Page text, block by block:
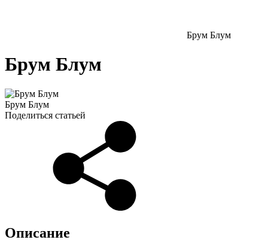
Брум Блум
Брум Блум
Брум Блум
Поделиться статьей
Описание